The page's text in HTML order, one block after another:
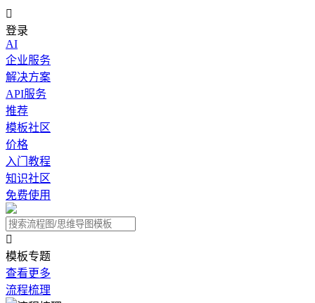

登录
AI
企业服务
解决方案
API服务
推荐
模板社区
价格
入门教程
知识社区
免费使用

模板专题
查看更多
流程梳理